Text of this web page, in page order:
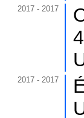
2017 - 2017
2017 - 2017